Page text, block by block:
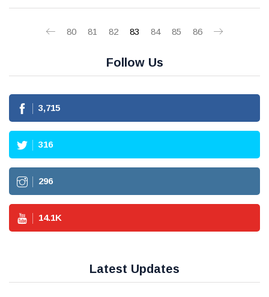
80 81 82 83 84 85 86
Follow Us
3,715
316
296
14.1K
Latest Updates